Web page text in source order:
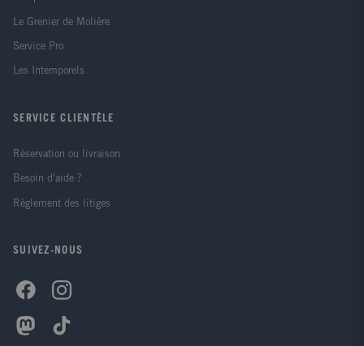
Le Grenier de Molière
Service Pro
Les Intemporels
SERVICE CLIENTÈLE
Réservation ou livraison
Besoin d'aide ?
Règlement des litiges
SUIVEZ-NOUS